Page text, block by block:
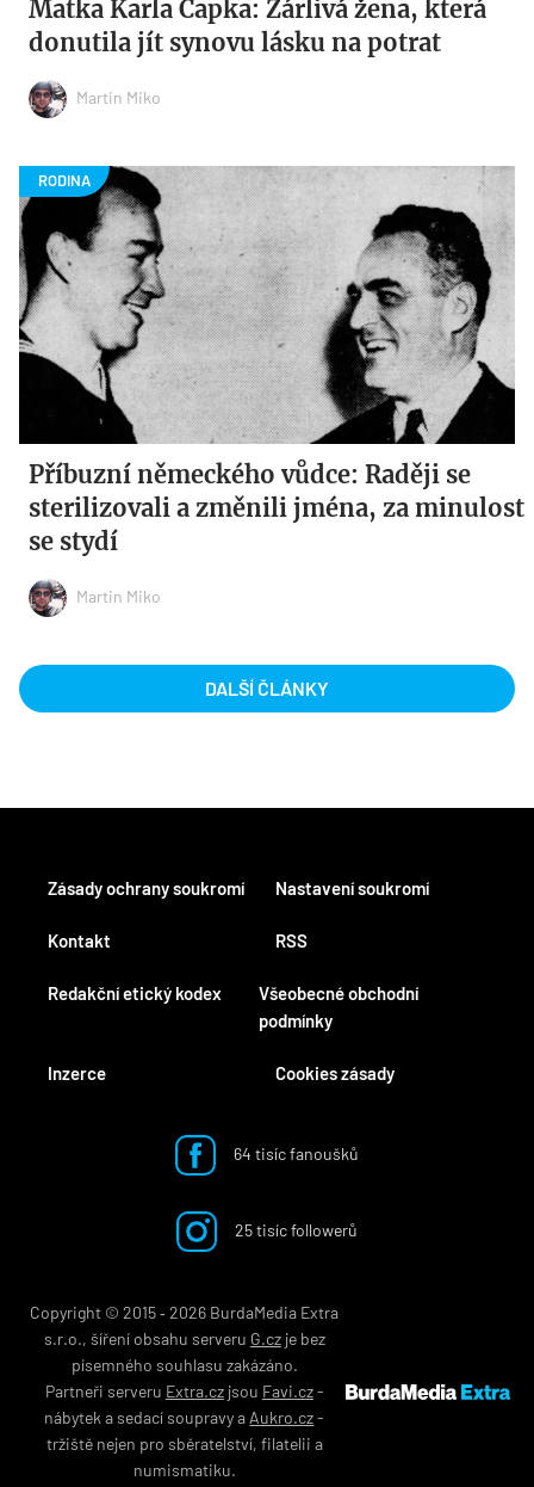
Matka Karla Čapka: Žárlivá žena, která
donutila jít synovu lásku na potrat
Martin Miko
Příbuzní německého vůdce: Raději se
sterilizovali a změnili jména, za minulost
se stydí
Martin Miko
DALŠÍ ČLÁNKY
Kontakt
Redakční etický kodex
Inzerce
RSS
Všeobecné obchodní
podmínky
Cookies zásady
Zásady ochrany soukromí Nastavení soukromí
64 tisíc fanoušků
25 tisíc followerů
Copyright © 2015 ‐ 2026 BurdaMedia Extra
s.r.o., šíření obsahu serveru G.czje bez
písemného souhlasu zakázáno.
Partneři serveru Extra.czjsou Favi.cz-
nábyteka sedací soupravyaAukro.cz-
tržiště nejen pro sběratelství, filatelii a
numismatiku.